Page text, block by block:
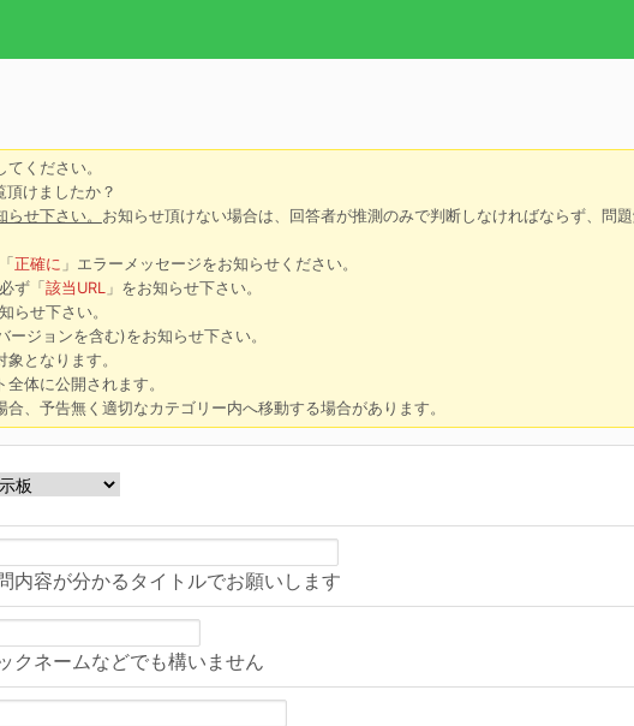
ください。
頂けましたか？
せ下さい。 お知らせ頂けない場合は、回答者が推測のみで判断しなければならず、問
正確に 」エラーメッセージをお知らせください。
ず「 該当URL」をお知らせ下さい。
らせ下さい。
ジョンを含む)をお知らせ下さい。
となります。
体に公開されます。
、予告無く適切なカテゴリー内へ移動する場合があります。
内容が分かるタイトルでお願いします
クネームなどでも構いません